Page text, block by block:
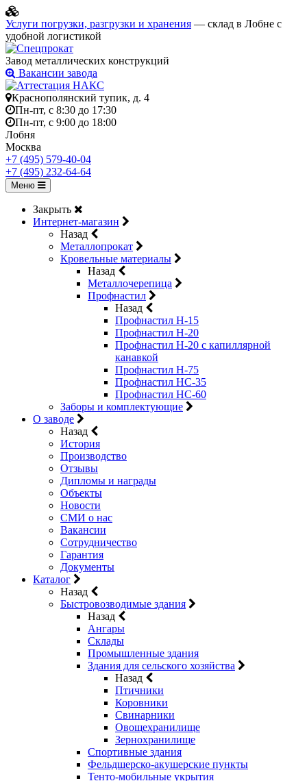
Услуги погрузки, разгрузки и хранения — склад в Лобне с
удобной логистикой
Завод металлических конструкций
Вакансии завода
Краснополянский тупик, д. 4
Пн-пт, с 8:30 до 17:30
Пн-пт, с 9:00 до 18:00
Лобня
Москва
+7 (495) 579-40-04
+7 (495) 232-64-64
Меню
Закрыть
Интернет-магазин
Назад
Металлопрокат
Кровельные материалы
Назад
Металлочерепица
Профнастил
Назад
Профнастил Н-15
Профнастил Н-20
Профнастил Н-20 с капиллярной
канавкой
Профнастил Н-75
Профнастил НС-35
Профнастил НС-60
Заборы и комплектующие
О заводе
Назад
История
Производство
Отзывы
Дипломы и награды
Объекты
Новости
СМИ о нас
Вакансии
Сотрудничество
Гарантия
Документы
Каталог
Назад
Быстровозводимые здания
Назад
Ангары
Склады
Промышленные здания
Здания для сельского хозяйства
Назад
Птичники
Коровники
Свинарники
Овощехранилище
Зернохранилище
Спортивные здания
Фельдшерско-акушерские пункты
Тенто-мобильные укрытия